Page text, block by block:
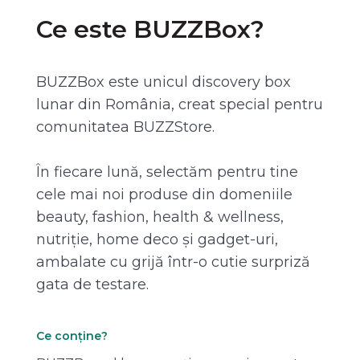
Ce este BUZZBox?
BUZZBox este unicul discovery box
lunar din România, creat special pentru
comunitatea BUZZStore.
În fiecare lună, selectăm pentru tine
cele mai noi produse din domeniile
beauty, fashion, health & wellness,
nutriție, home deco și gadget-uri,
ambalate cu grijă într-o cutie surpriză
gata de testare.
Ce conține?